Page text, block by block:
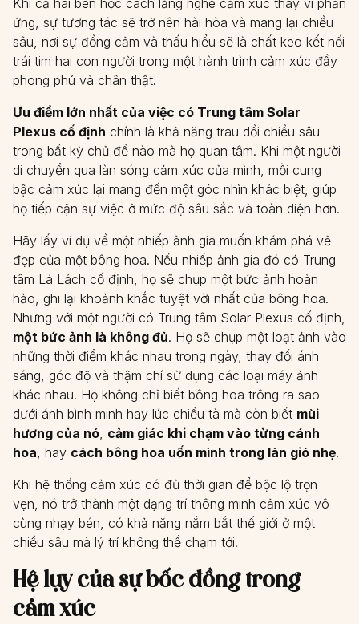
Khi cả hai bên học cách lắng nghe cảm xúc thay vì phản
ứng, sự tương tác sẽ trở nên hài hòa và mang lại chiều
sâu, nơi sự đồng cảm và thấu hiểu sẽ là chất keo kết nối
trái tim hai con người trong một hành trình cảm xúc đầy
phong phú và chân thật.
Ưu điểm lớn nhất của việc có Trung tâm Solar
Plexus cố định chính là khả năng trau dồi chiều sâu
trong bất kỳ chủ đề nào mà họ quan tâm. Khi một người
di chuyển qua làn sóng cảm xúc của mình, mỗi cung
bậc cảm xúc lại mang đến một góc nhìn khác biệt, giúp
họ tiếp cận sự việc ở mức độ sâu sắc và toàn diện hơn.
Hãy lấy ví dụ về một nhiếp ảnh gia muốn khám phá vẻ
đẹp của một bông hoa. Nếu nhiếp ảnh gia đó có Trung
tâm Lá Lách cố định, họ sẽ chụp một bức ảnh hoàn
hảo, ghi lại khoảnh khắc tuyệt vời nhất của bông hoa.
Nhưng với một người có Trung tâm Solar Plexus cố định,
một bức ảnh là không đủ. Họ sẽ chụp một loạt ảnh vào
những thời điểm khác nhau trong ngày, thay đổi ánh
sáng, góc độ và thậm chí sử dụng các loại máy ảnh
khác nhau. Họ không chỉ biết bông hoa trông ra sao
dưới ánh bình minh hay lúc chiều tà mà còn biết mùi
hương của nó, cảm giác khi chạm vào từng cánh
hoa, hay cách bông hoa uốn mình trong làn gió nhẹ.
Khi hệ thống cảm xúc có đủ thời gian để bộc lộ trọn
vẹn, nó trở thành một dạng trí thông minh cảm xúc vô
cùng nhạy bén, có khả năng nắm bắt thế giới ở một
chiều sâu mà lý trí không thể chạm tới.
Hệ lụy của sự bốc đồng trong
cảm xúc